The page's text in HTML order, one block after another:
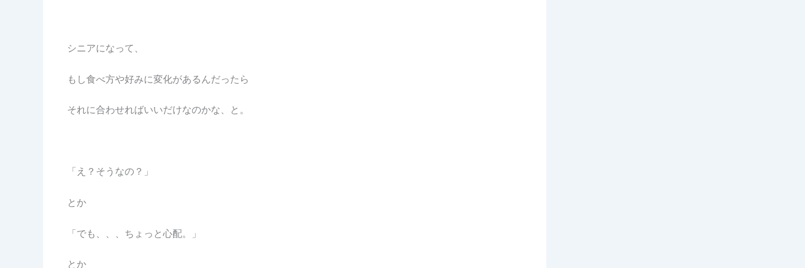
シニアになって、
もし食べ方や好みに変化があるんだったら
それに合わせればいいだけなのかな、と。
「え？そうなの？」
とか
「でも、、、ちょっと心配。」
とか